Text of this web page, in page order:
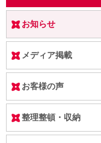
お知らせ
メディア掲載
お客様の声
整理整頓・収納